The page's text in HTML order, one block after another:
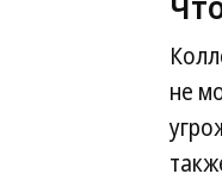
не